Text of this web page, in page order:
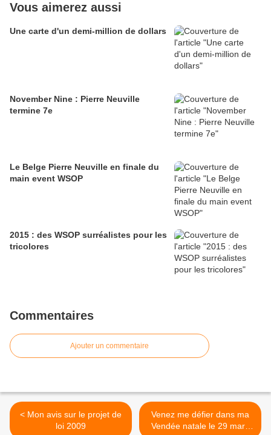
Vous aimerez aussi
Une carte d'un demi-million de dollars
November Nine : Pierre Neuville
termine 7e
Le Belge Pierre Neuville en finale du
main event WSOP
2015 : des WSOP surréalistes pour les
tricolores
Commentaires
Ajouter un commentaire
< Mon avis sur le projet de
loi 2009
Venez me défier dans ma
Vendée natale le 29 mars